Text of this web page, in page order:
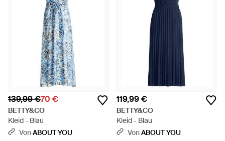
139,99 €70 €
BETTY&CO
Kleid - Blau
VonABOUT YOU
119,99 €
BETTY&CO
Kleid - Blau
VonABOUT YOU